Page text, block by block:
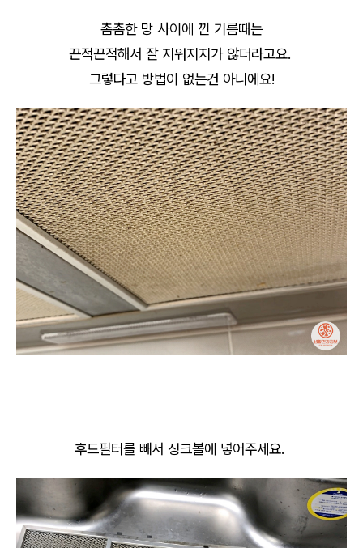
촘촘한 망 사이에 낀 기름때는
끈적끈적해서 잘 지워지지가 않더라고요.
그렇다고 방법이 없는건 아니에요!
후드필터를 빼서 싱크볼에 넣어주세요.